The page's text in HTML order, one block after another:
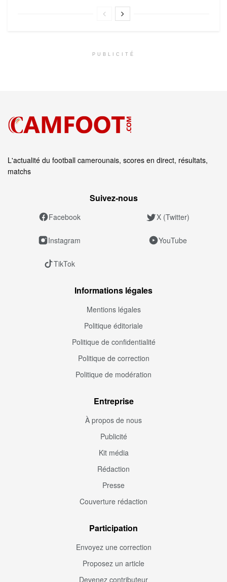
PUBLICITÉ
L'actualité du football camerounais, scores en direct, résultats,
matchs
Suivez‑nous
Facebook X (Twitter)
Instagram YouTube
TikTok
Informations légales
Mentions légales
Politique éditoriale
Politique de confidentialité
Politique de correction
Politique de modération
Entreprise
À propos de nous
Publicité
Kit média
Rédaction
Presse
Couverture rédaction
Participation
Envoyez une correction
Proposez un article
Devenez contributeur